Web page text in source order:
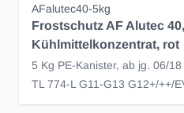
AFalutec40-5kg
Frostschutz AF Alutec
Kühlmittelkonzentrat, rot
5 Kg PE-Kanister, ab jg. 06/18
TL 774-L G11-G13 G12+/++/